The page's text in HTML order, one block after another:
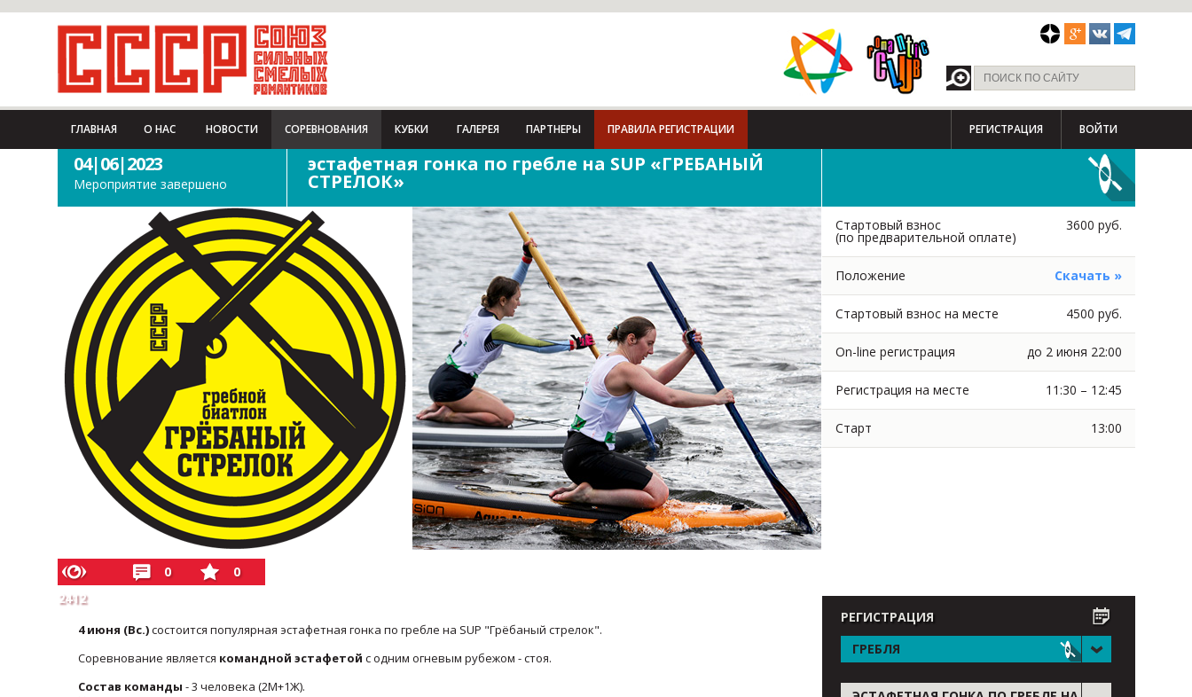
ГЛАВНАЯ О НАС НОВОСТИ СОРЕВНОВАНИЯ КУБКИ ГАЛЕРЕЯ ПАРТНЕРЫ ПРАВИЛА РЕГИСТРАЦИИ РЕГИСТРАЦИЯ ВОЙТИ
04|06|2023
Мероприятие завершено
эстафетная гонка по гребле на SUP «ГРЕБАНЫЙ
СТРЕЛОК»
Стартовый взнос
(по предварительной оплате)
3600 руб.
Положение Скачать »
Стартовый взнос на месте 4500 руб.
On-line регистрация до 2 июня 22:00
Регистрация на месте 11:30 – 12:45
Старт 13:00
2412
0 0
4 июня (Вс.)состоится популярная эстафетная гонка по гребле на SUP "Грёбаный стрелок".
Соревнование является командной эстафетой с одним огневым рубежом - стоя.
Состав команды - 3 человека (2М+1Ж).
РЕГИСТРАЦИЯ
ГРЕБЛЯ